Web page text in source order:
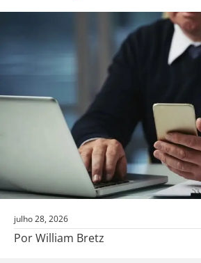
julho 28, 2026
Por William Bretz